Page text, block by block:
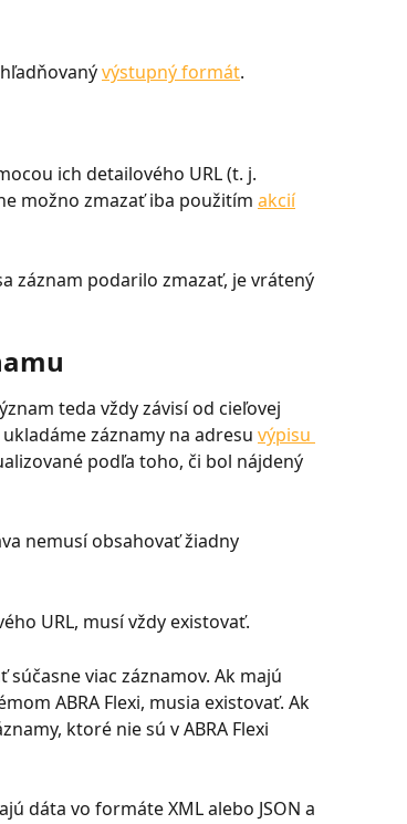
výstupný formát.
ich detailového URL (t. j.
možno zmazať iba použitím akcií
záznam podarilo zmazať, je vrátený
teda vždy závisí od cieľovej
záznamy na adresu výpisu
podľa toho, či bol nájdený
nemusí obsahovať žiadny
URL, musí vždy existovať.
viac záznamov. Ak majú
ABRA Flexi, musia existovať. Ak
ktoré nie sú v ABRA Flexi
dáta vo formáte XML alebo JSON a